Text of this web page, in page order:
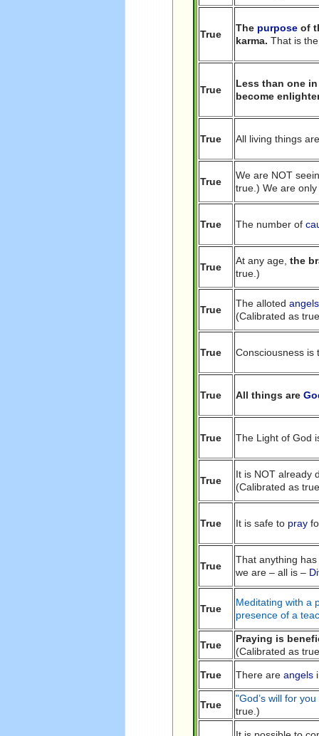
True
The purpose of
karma. That is
True
Less than one
become
True All living things
True
We are NOT
true.) We are
True The number of
True
At any age,the
true.)
True
The allotedangels
(Calibrated as
True Consciousness is
True All things are
True The Light of God
True
It is NOT already
(Calibrated as
True It is safe to pray
True
That anything
we are – all is –
True
Meditating with a
presence of a
True
Praying is
(Calibrated as
True There areangels
True
"God’s will for
true.)